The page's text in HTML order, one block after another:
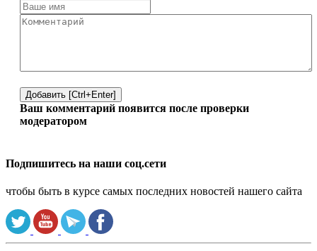
Добавить [Ctrl+Enter]
Ваш комментарий появится после проверки
модератором
Подпишитесь на наши соц.сети
чтобы быть в курсе самых последних новостей нашего сайта